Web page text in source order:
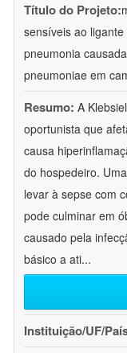
Título do Projeto:
sensíveis ao
pneumonia
pneumoniae em
Resumo: A
oportunista que
causa
do hospedeiro.
levar à sepse com
pode culminar em
causado pela
básico a ati...
Instituição/UF/